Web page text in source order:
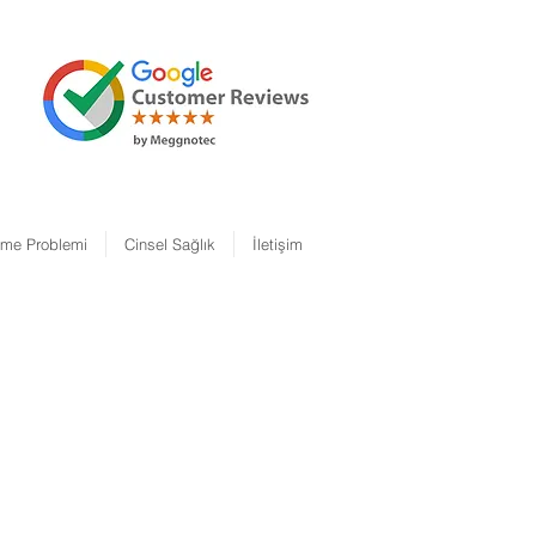
Problemi Cinsel Sağlık İletişim